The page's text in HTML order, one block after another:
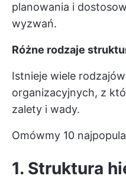
planowania i
wyzwań.
Różne rodzaje
Istnieje wiele
organizacyjnych, z
zalety i wady.
Omówmy 10
1. Struktura